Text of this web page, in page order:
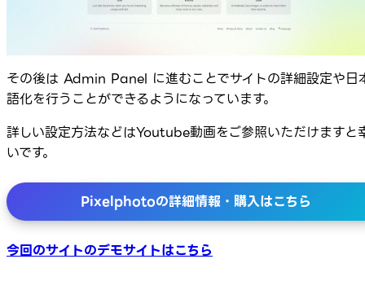
その後は Admin Panel に進むことでサイトの詳細設定や日
語化を行うことができるようになっています。
詳しい設定方法などはYoutube動画をご参照いただけますと
いです。
Pixelphotoの詳細情報・購入はこちら
今回のサイトのデモサイトはこちら